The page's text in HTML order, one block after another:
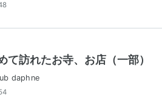
て訪れたお寺、お店（一部）
daphne